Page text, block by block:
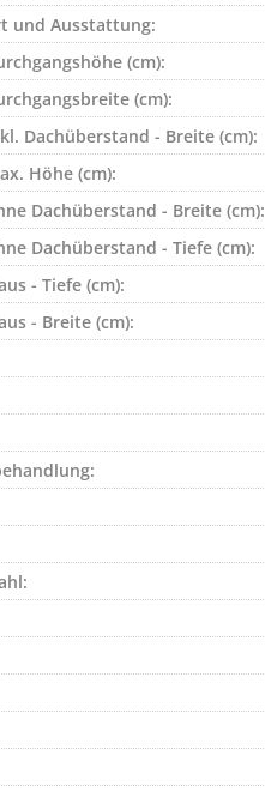
und Ausstattung:
(cm):
(cm):
Dachüberstand - Breite (cm):
Höhe (cm):
Dachüberstand - Breite (cm):
Dachüberstand - Tiefe (cm):
- Tiefe (cm):
- Breite (cm):